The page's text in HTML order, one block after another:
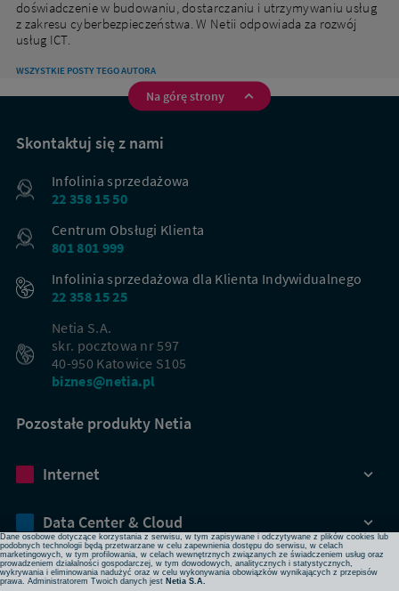
doświadczenie w budowaniu, dostarczaniu i utrzymywaniu usług
z zakresu cyberbezpieczeństwa. W Netii odpowiada za rozwój
usług ICT.
WSZYSTKIE POSTY TEGO AUTORA
Na górę strony
Skontaktuj się z nami
Infolinia sprzedażowa
22 358 15 50
Centrum Obsługi Klienta
801 801 999
Infolinia sprzedażowa dla Klienta Indywidualnego
22 358 15 25
Netia S.A.
skr. pocztowa nr 597
40-950 Katowice S105
biznes@netia.pl
Pozostałe produkty Netia
Internet
Data Center & Cloud
Bezpieczeństwo
Używamy plików cookies lub podobnych technologii w celu zapewnienia Ci dostępu do serwisu,
usprawniania jego działania, profilowania i wyświetlania treści dopasowanych do Twoich potrzeb. W
może spowodować brak dostępu do niektórych funkcji serwisu.
Dane osobowe dotyczące korzystania z serwisu, w tym zapisywane i odczytywane z plików cookies lub
podobnych technologii będą przetwarzane w celu zapewnienia dostępu do serwisu, w celach
marketingowych, w tym profilowania, w celach wewnętrznych związanych ze świadczeniem usług oraz
prowadzeniem działalności gospodarczej, w tym dowodowych, analitycznych i statystycznych,
wykrywania i eliminowania nadużyć oraz w celu wykonywania obowiązków wynikających z przepisów
prawa. Administratorem Twoich danych jest Netia S.A.